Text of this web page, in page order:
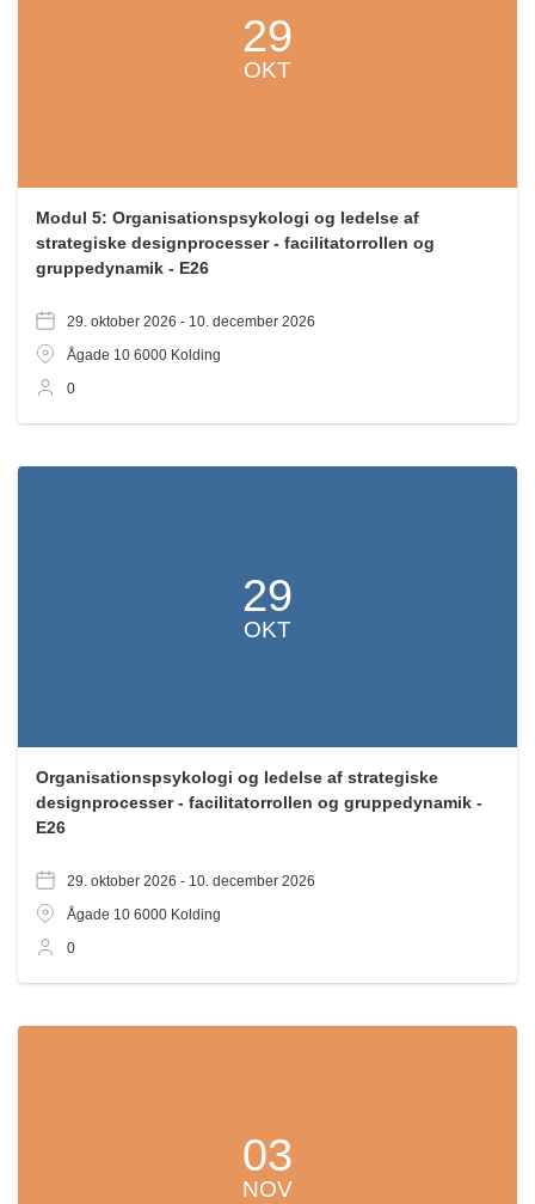
29
OKT
Modul 5: Organisationspsykologi og ledelse af
strategiske designprocesser - facilitatorrollen og
gruppedynamik - E26
29. oktober 2026 - 10. december 2026
Ågade 10 6000 Kolding
0
29
OKT
Organisationspsykologi og ledelse af strategiske
designprocesser - facilitatorrollen og gruppedynamik -
E26
29. oktober 2026 - 10. december 2026
Ågade 10 6000 Kolding
0
03
NOV